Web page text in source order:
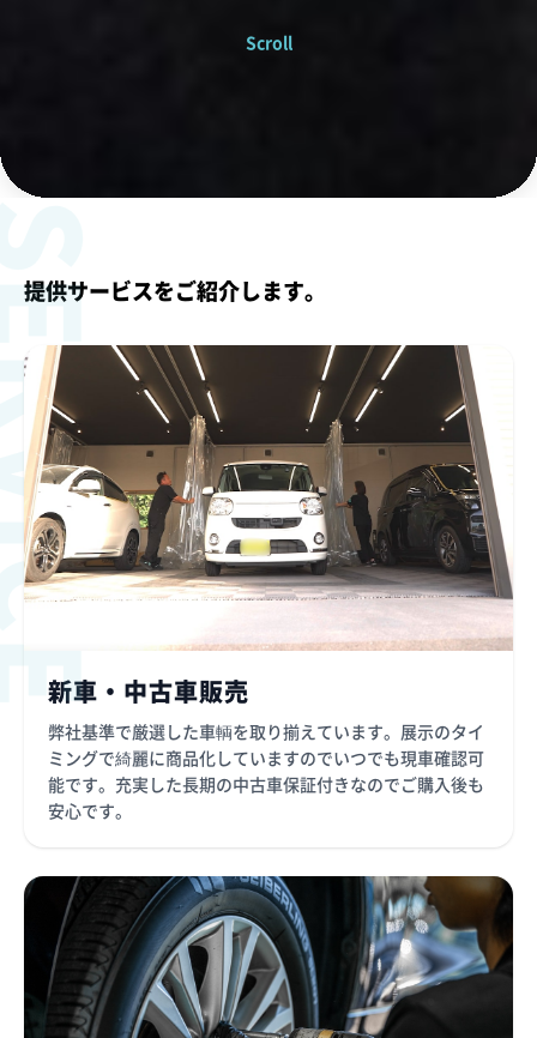
Scroll
提供サービスをご紹介します。
新車・中古車販売
弊社基準で厳選した車輌を取り揃えています。展示のタイ
ミングで綺麗に商品化していますのでいつでも現車確認可
能です。充実した長期の中古車保証付きなのでご購入後も
安心です。